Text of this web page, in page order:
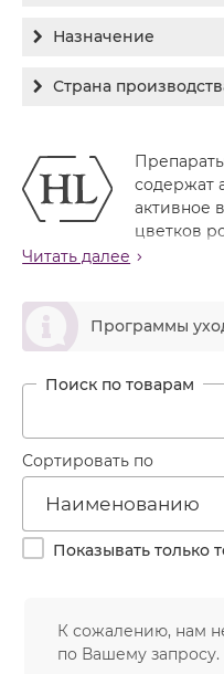
Бальзам
Концентрат
Крем
Крем тональный
Мусс
Мыло
Набор косметики
Пудра
Шампунь
Назначение
Заживление
Лечение акне
Обновление кожи
Очищение
Против морщин
Увлажнение
Страна
Канада
Россия
содержат
активное
цветков
препаратах линии в
Действует как
снимает раздражение,
мелких сосудов.
сухой,
любой линией Holy Land.
Назначение линии
Успокаивает кожу,
Устраняет сухость и
Ослабляет
Стимулирует
Предотвращает
Читать далее
ဆ Программы
Сортировать по
Наименованию
Показывать только
К сожалению, нам
по Вашему запросу.